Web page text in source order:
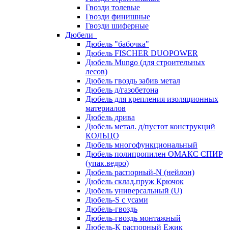
Гвозди толевые
Гвозди финишные
Гвозди шиферные
Дюбели
Дюбель "бабочка"
Дюбель FISCHER DUOPOWER
Дюбель Mungo (для строительных
лесов)
Дюбель гвоздь забив метал
Дюбель д/газобетона
Дюбель для крепления изоляционных
материалов
Дюбель дрива
Дюбель метал. д/пустот конструкций
КОЛЬЦО
Дюбель многофункциональный
Дюбель полипропилен ОМАКС СПИР
(упак.ведро)
Дюбель распорный-N (нейлон)
Дюбель склад.пруж Крючок
Дюбель универсальный (U)
Дюбель-S с усами
Дюбель-гвоздь
Дюбель-гвоздь монтажный
Дюбель-К распорный Ежик